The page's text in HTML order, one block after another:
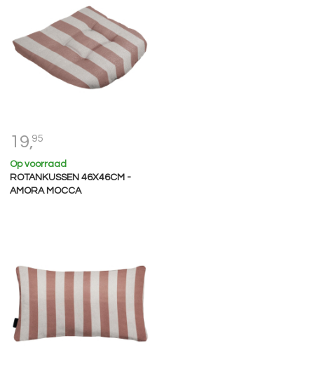
19,95
Op voorraad
ROTANKUSSEN 46X46CM -
AMORA MOCCA